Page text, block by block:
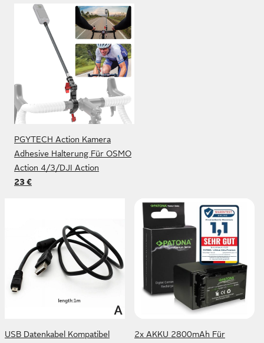
PGYTECH Action Kamera
Adhesive Halterung Für OSMO
Action 4/3/DJI Action
23 €
USB Datenkabel Kompatibel
2x AKKU 2800mAh Für